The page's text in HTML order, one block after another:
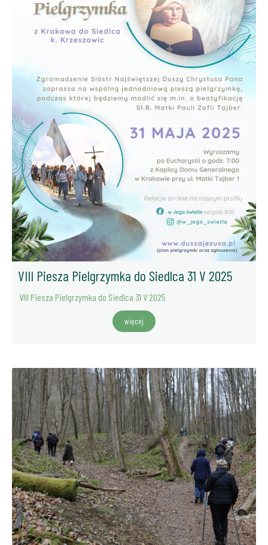
VIII Piesza Pielgrzymka do Siedlca 31 V 2025
VIII Piesza Pielgrzymka do Siedlca 31 V 2025
więcej